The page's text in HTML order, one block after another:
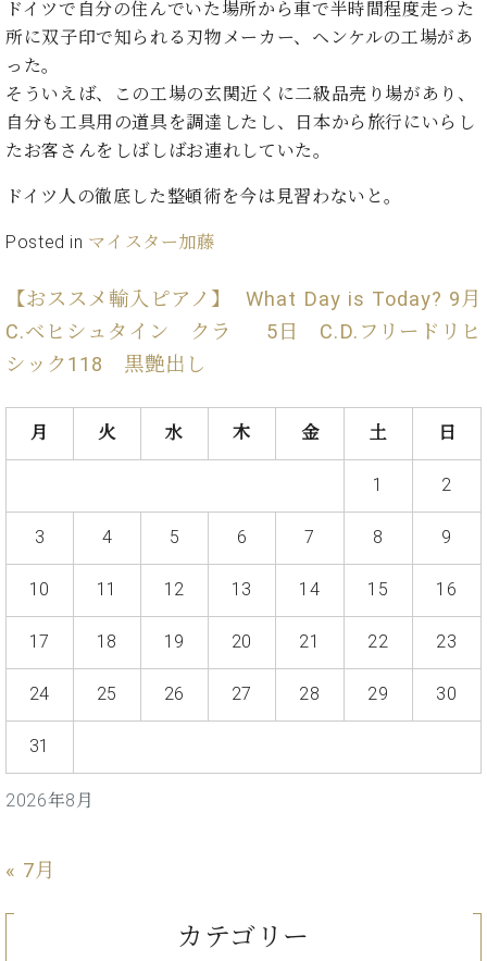
ヒ
シ
ュ
イ
コ
サ
ト
ア
プ
イ
シ
タ
ン
レ
タ
ジ
オ
納
入
績
楽
室
愛
ン
ト
コ
ン
ク
ル
教
室
セ
ン
ム
東
店
ご
拶
示
情
スタ
レン
画
録
サ
ドイツで自分の住んでいた場所から車で半時間程度走った
所に双子印で知られる刃物メーカー、ヘンケルの工場があ
った。
そういえば、この工場の玄関近くに二級品売り場があり、
自分も工具用の道具を調達したし、日本から旅行にいらし
たお客さんをしばしばお連れしていた。
ドイツ人の徹底した整頓術を今は見習わないと。
Posted in マイスター加藤
【おススメ輸入ピアノ】
C.ベヒシュタイン クラ
シック118 黒艶出し
What Day is Today? 9月
5日 C.D.フリードリヒ
2026年8月
月 火 水 木 金 土 日
1 2
3 4 5 6 7 8 9
10 11 12 13 14 15 16
17 18 19 20 21 22 23
24 25 26 27 28 29 30
31
« 7月
カテゴリー